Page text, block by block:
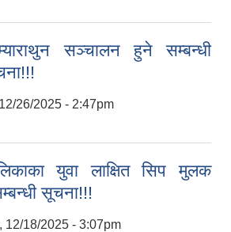
सञ्‍चालन हुने सम्बन्धी
26/2025 - 2:47pm
युवा लाक्षित सिप मुलक
सूचना!!!
12/18/2025 - 3:07pm